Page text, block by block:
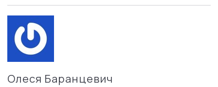
Олеся Баранцевич